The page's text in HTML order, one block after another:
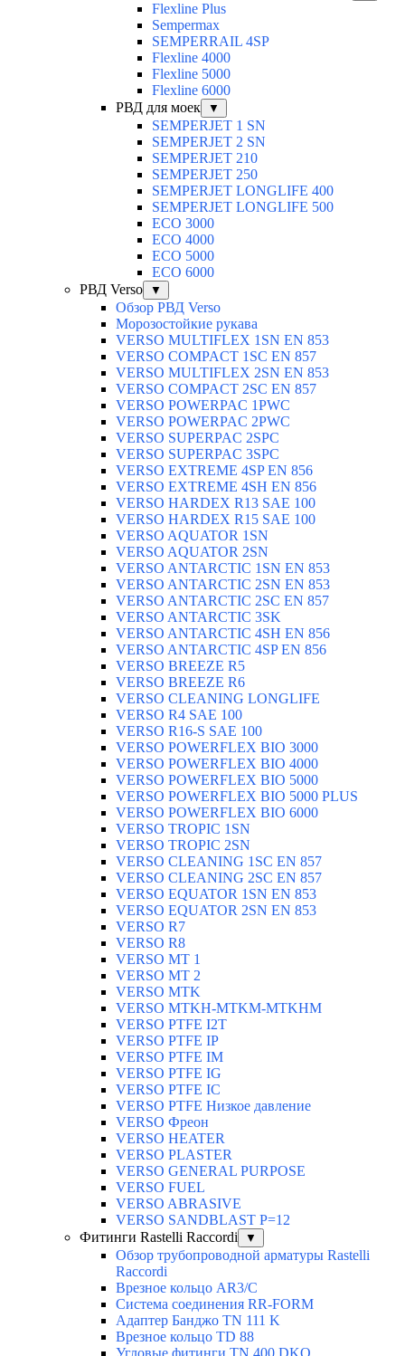
Flexline Plus
Sempermax
SEMPERRAIL 4SP
Flexline 4000
Flexline 5000
Flexline 6000
РВД для моек
▼
SEMPERJET 1 SN
SEMPERJET 2 SN
SEMPERJET 210
SEMPERJET 250
SEMPERJET LONGLIFE 400
SEMPERJET LONGLIFE 500
ECO 3000
ECO 4000
ECO 5000
ECO 6000
РВД Verso
▼
Обзор РВД Verso
Морозостойкие рукава
VERSO MULTIFLEX 1SN EN 853
VERSO COMPACT 1SC EN 857
VERSO MULTIFLEX 2SN EN 853
VERSO COMPACT 2SC EN 857
VERSO POWERPAC 1PWC
VERSO POWERPAC 2PWC
VERSO SUPERPAC 2SPC
VERSO SUPERPAC 3SPC
VERSO EXTREME 4SP EN 856
VERSO EXTREME 4SH EN 856
VERSO HARDEX R13 SAE 100
VERSO HARDEX R15 SAE 100
VERSO AQUATOR 1SN
VERSO AQUATOR 2SN
VERSO ANTARCTIC 1SN EN 853
VERSO ANTARCTIC 2SN EN 853
VERSO ANTARCTIC 2SC EN 857
VERSO ANTARCTIC 3SK
VERSO ANTARCTIC 4SH EN 856
VERSO ANTARCTIC 4SP EN 856
VERSO BREEZE R5
VERSO BREEZE R6
VERSO CLEANING LONGLIFE
VERSO R4 SAE 100
VERSO R16-S SAE 100
VERSO POWERFLEX BIO 3000
VERSO POWERFLEX BIO 4000
VERSO POWERFLEX BIO 5000
VERSO POWERFLEX BIO 5000 PLUS
VERSO POWERFLEX BIO 6000
VERSO TROPIC 1SN
VERSO TROPIC 2SN
VERSO CLEANING 1SC EN 857
VERSO CLEANING 2SC EN 857
VERSO EQUATOR 1SN EN 853
VERSO EQUATOR 2SN EN 853
VERSO R7
VERSO R8
VERSO MT 1
VERSO MT 2
VERSO MTK
VERSO MTKH-MTKM-MTKHM
VERSO PTFE I2T
VERSO PTFE IP
VERSO PTFE IM
VERSO PTFE IG
VERSO PTFE IC
VERSO PTFE Низкое давление
VERSO Фреон
VERSO HEATER
VERSO PLASTER
VERSO GENERAL PURPOSE
VERSO FUEL
VERSO ABRASIVE
VERSO SANDBLAST P=12
Фитинги Rastelli Raccordi
▼
Обзор трубопроводной арматуры Rastelli
Raccordi
Врезное кольцо AR3/C
Система соединения RR-FORM
Адаптер Банджо TN 111 K
Врезное кольцо TD 88